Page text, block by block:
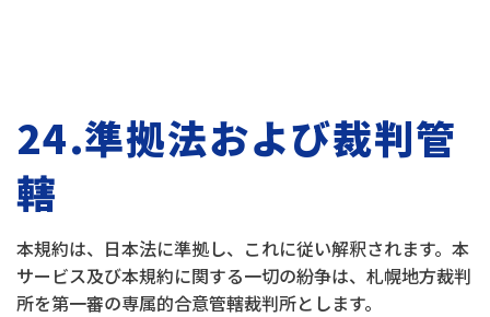
24.準拠法および裁判管
轄
本規約は、日本法に準拠し、これに従い解釈されます。本
サービス及び本規約に関する一切の紛争は、札幌地方裁判
所を第一審の専属的合意管轄裁判所とします。